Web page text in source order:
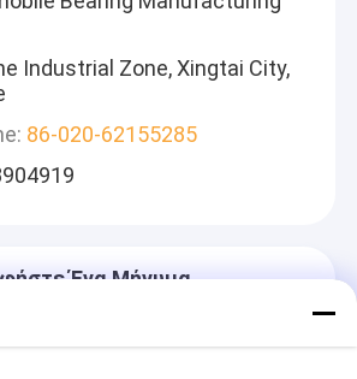
Industrial Zone, Xingtai City,
86-020-62155285
Ένα Μήνυμα